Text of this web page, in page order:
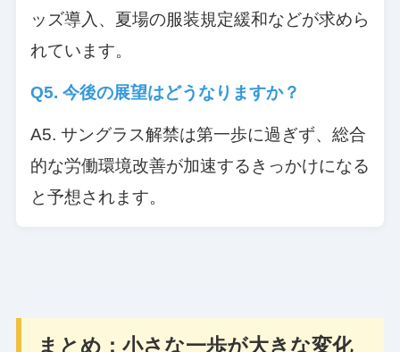
ッズ導入、夏場の服装規定緩和などが求めら
れています。
Q5. 今後の展望はどうなりますか？
A5. サングラス解禁は第一歩に過ぎず、総合
的な労働環境改善が加速するきっかけになる
と予想されます。
まとめ：小さな一歩が大きな変化